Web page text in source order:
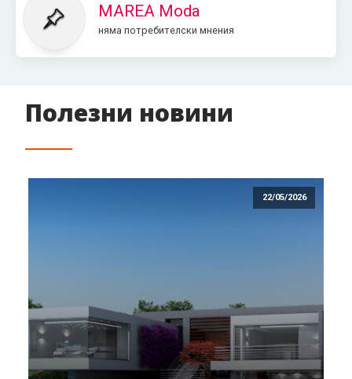
MAREA Moda
няма потребителски мнения
Полезни новини
22/05/2026